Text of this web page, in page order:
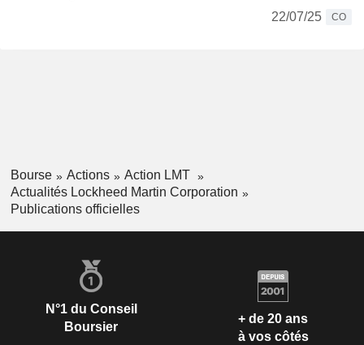
22/07/25
CO
Bourse Actions
Action LMT
Actualités Lockheed Martin Corporation
Publications officielles
N°1 du Conseil
Boursier
+ de 20 ans
à vos côtés